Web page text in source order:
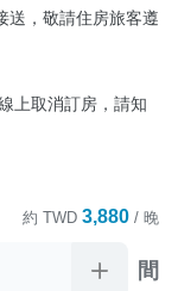
送，敬請住房旅客遵
上取消訂房，請知
約 TWD 3,880 / 晚
間